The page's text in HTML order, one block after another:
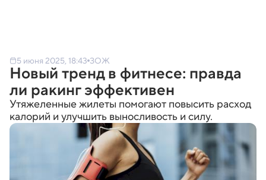
5 июня 2025, 18:43 ЗОЖ
Новый тренд в фитнесе: правда
ли ракинг эффективен
Утяжеленные жилеты помогают повысить расход
калорий и улучшить выносливость и силу.